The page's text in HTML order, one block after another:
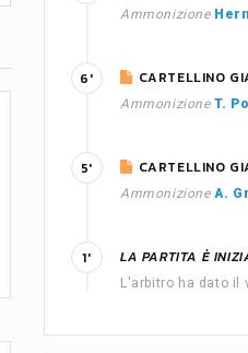
Ammonizione
CARTELLINO
Ammonizione T.
6'
CARTELLINO
Ammonizione A.
5'
LA PARTITA È
L'arbitro ha dato il
1'